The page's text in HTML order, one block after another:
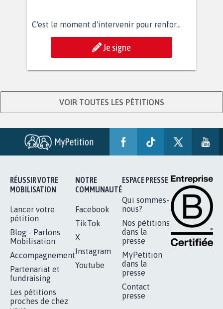
C'est le moment d'intervenir pour renfor...
Je signe
VOIR TOUTES LES PÉTITIONS
RÉUSSIR VOTRE
MOBILISATION
Lancer votre
pétition
Blog - Parlons
Mobilisation
Accompagnement
Partenariat et
fundraising
Les pétitions
proches de chez
NOTRE
COMMUNAUTÉ
Facebook
TikTok
X
Instagram
Youtube
ESPACE PRESSE
Qui sommes-
nous?
Nos pétitions
dans la
presse
MyPetition
dans la
presse
Contact
presse